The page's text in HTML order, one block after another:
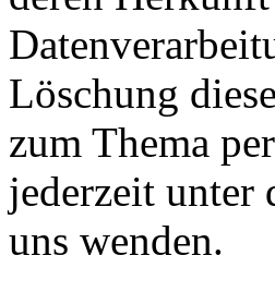
Löschung
zum Thema
jederzeit unter
uns wenden.